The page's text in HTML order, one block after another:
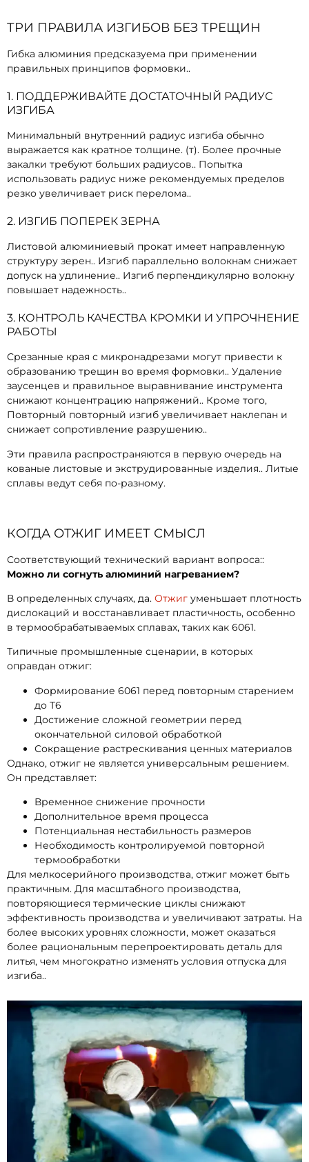
ТРИ ПРАВИЛА ИЗГИБОВ БЕЗ ТРЕЩИН
Гибка алюминия предсказуема при применении
правильных принципов формовки..
1. ПОДДЕРЖИВАЙТЕ ДОСТАТОЧНЫЙ РАДИУС
ИЗГИБА
Минимальный внутренний радиус изгиба обычно
выражается как кратное толщине. (т). Более прочные
закалки требуют больших радиусов.. Попытка
использовать радиус ниже рекомендуемых пределов
резко увеличивает риск перелома..
2. ИЗГИБ ПОПЕРЕК ЗЕРНА
Листовой алюминиевый прокат имеет направленную
структуру зерен.. Изгиб параллельно волокнам снижает
допуск на удлинение.. Изгиб перпендикулярно волокну
повышает надежность..
3. КОНТРОЛЬ КАЧЕСТВА КРОМКИ И УПРОЧНЕНИЕ
РАБОТЫ
Срезанные края с микронадрезами могут привести к
образованию трещин во время формовки.. Удаление
заусенцев и правильное выравнивание инструмента
снижают концентрацию напряжений.. Кроме того,
Повторный повторный изгиб увеличивает наклепан и
снижает сопротивление разрушению..
Эти правила распространяются в первую очередь на
кованые листовые и экструдированные изделия.. Литые
сплавы ведут себя по-разному.
КОГДА ОТЖИГ ИМЕЕТ СМЫСЛ
Соответствующий технический вариант вопроса::
Можно ли согнуть алюминий нагреванием?
В определенных случаях, да. Отжиг уменьшает плотность
дислокаций и восстанавливает пластичность, особенно
в термообрабатываемых сплавах, таких как 6061.
Типичные промышленные сценарии, в которых
оправдан отжиг:
Формирование 6061 перед повторным старением
до Т6
Достижение сложной геометрии перед
окончательной силовой обработкой
Сокращение растрескивания ценных материалов
Однако, отжиг не является универсальным решением.
Он представляет:
Временное снижение прочности
Дополнительное время процесса
Потенциальная нестабильность размеров
Необходимость контролируемой повторной
термообработки
Для мелкосерийного производства, отжиг может быть
практичным. Для масштабного производства,
повторяющиеся термические циклы снижают
эффективность производства и увеличивают затраты. На
более высоких уровнях сложности, может оказаться
более рациональным перепроектировать деталь для
литья, чем многократно изменять условия отпуска для
изгиба..